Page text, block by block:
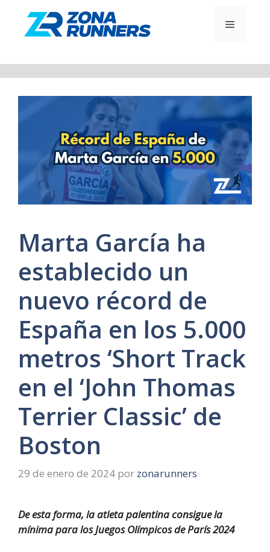
contenido
MENÚ
Marta García ha
establecido un
nuevo récord de
España en los 5.000
metros ‘Short Track
en el ‘John Thomas
Terrier Classic’ de
Boston
29 de enero de 2024 por zonarunners
De esta forma, la atleta palentina consigue la
mínima para los Juegos Olímpicos de París 2024